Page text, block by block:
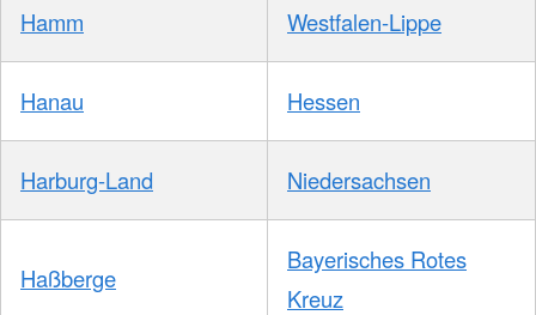
Hamm Westfalen-Lippe
Hanau Hessen
Harburg-Land Niedersachsen
Haßberge
Bayerisches Rotes
Kreuz